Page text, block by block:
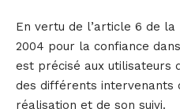
En vertu de l’article 6 de la
2004 pour la confiance
est précisé aux utilisateurs
des différents intervenants
réalisation et de son suivi.